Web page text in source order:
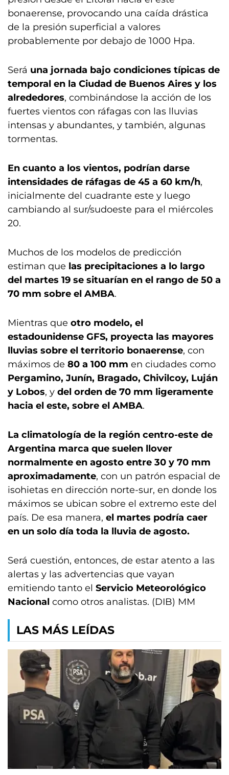
bonaerense, provocando una caída drástica
de la presión superficial a valores
probablemente por debajo de 1000 Hpa.
Será una jornada bajo condiciones típicas de
temporal en la Ciudad de Buenos Aires y los
alrededores, combinándose la acción de los
fuertes vientos con ráfagas con las lluvias
intensas y abundantes, y también, algunas
tormentas.
En cuanto a los vientos, podrían darse
intensidades de ráfagas de 45 a 60 km/h,
inicialmente del cuadrante este y luego
cambiando al sur/sudoeste para el miércoles
20.
Muchos de los modelos de predicción
estiman que las precipitaciones a lo largo
del martes 19 se situarían en el rango de 50 a
70 mm sobre el AMBA.
Mientras que otro modelo, el
estadounidense GFS, proyecta las mayores
lluvias sobre el territorio bonaerense, con
máximos de 80 a 100 mm en ciudades como
Pergamino, Junín, Bragado, Chivilcoy, Luján
y Lobos, y del orden de 70 mm ligeramente
hacia el este, sobre el AMBA.
La climatología de la región centro-este de
Argentina marca que suelen llover
normalmente en agosto entre 30 y 70 mm
aproximadamente, con un patrón espacial de
isohietas en dirección norte-sur, en donde los
máximos se ubican sobre el extremo este del
país. De esa manera, el martes podría caer
en un solo día toda la lluvia de agosto.
Será cuestión, entonces, de estar atento a las
alertas y las advertencias que vayan
emitiendo tanto el Servicio Meteorológico
Nacional como otros analistas. (DIB) MM
LAS MÁS LEÍDAS